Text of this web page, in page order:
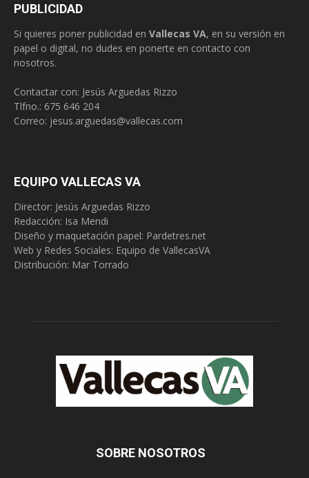
PUBLICIDAD
Si quieres poner publicidad en Vallecas VA, en su versión en
papel o digital, no dudes en ponerte en contacto con
nosotros.
Contactar con: Jesús Arguedas Rizzo
Tlfno.: 675 646 204
Correo: jesus.arguedas@vallecas.com
EQUIPO VALLECAS VA
Director: Jesús Arguedas Rizzo
Redacción: Isa Mendi
Diseño y maquetación papel: Pardetres.net
Web y Redes Sociales: Equipo de VallecasVA
Distribución: Mar Torrado
SOBRE NOSOTROS